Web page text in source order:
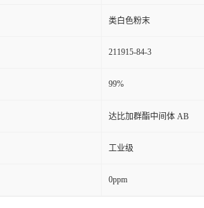
类白色粉末
211915-84-3
99%
达比加群酯中间体 AB
工业级
0ppm